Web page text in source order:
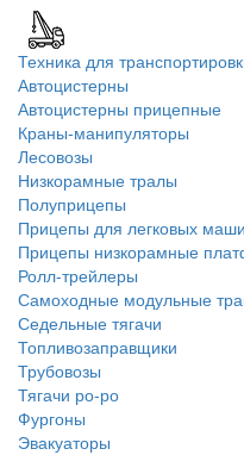
Техника для
Автоцистерны
Автоцистерны прицепные
Краны-манипуляторы
Лесовозы
Низкорамные тралы
Полуприцепы
Прицепы для легковых
Прицепы низкорамные
Ролл-трейлеры
Самоходные модульные
Седельные тягачи
Топливозаправщики
Трубовозы
Тягачи ро-ро
Фургоны
Эвакуаторы